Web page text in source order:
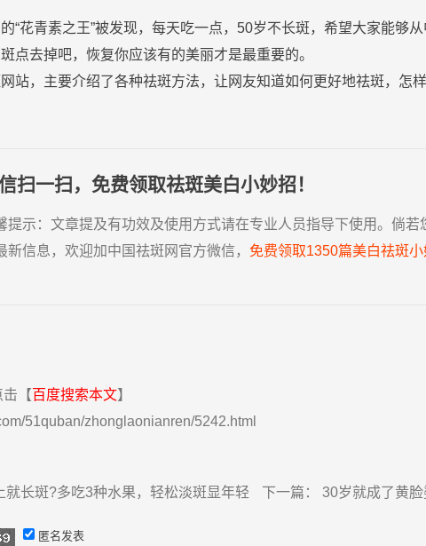
“花青素之王”被发现，每天吃一点，50岁不长斑，希望大家能够
点去掉吧，恢复你应该有的美丽才是最重要的。
站，主要介绍了各种祛斑方法，让网友知道如何更好地祛斑，怎
扫一扫，免费领取祛斑美白小妙招！
提示： 文章提及有功效及使用方式请在专业人员指导下使用。倘若
新信息，欢迎加中国祛斑网官方微信， 免费领取1350篇美白祛斑小
【百度搜索本文】
51quban/zhonglaonianren/5242.html
就长斑?多吃3种水果，轻松淡斑显年轻 下一篇： 30岁就成了黄
匿名发表